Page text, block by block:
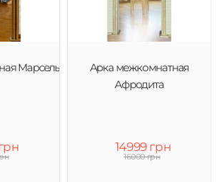
Марсель
Арка межкомнатная
Афродита
14999 грн
16000 грн